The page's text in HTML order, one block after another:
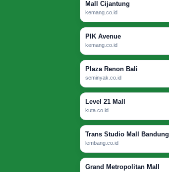
Mall Cijantung
kemang.co.id
PIK Avenue
kemang.co.id
Plaza Renon Bali
seminyak.co.id
Level 21 Mall
kuta.co.id
Trans Studio Mall Bandung
lembang.co.id
Grand Metropolitan Mall